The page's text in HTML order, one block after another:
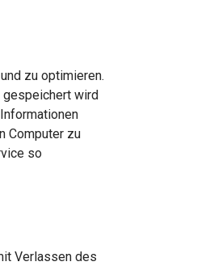
zu optimieren.
gespeichert wird
Computer zu
so
Verlassen des